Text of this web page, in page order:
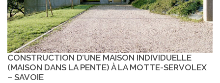
CONSTRUCTION D’UNE MAISON INDIVIDUELLE
(MAISON DANS LA PENTE) À LA MOTTE-SERVOLEX
– SAVOIE